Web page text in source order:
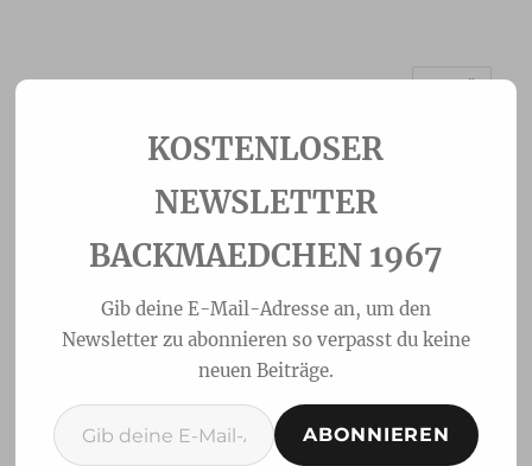
Heidelbeermuffins
NEWSLETTER
BACKMAEDCHEN 1967
Gib deine E-Mail-Adresse an, um den
Newsletter zu abonnieren so verpasst du keine
neuen Beiträge.
Gib deine E-Mail-Adresse ein ...
ABONNIEREN